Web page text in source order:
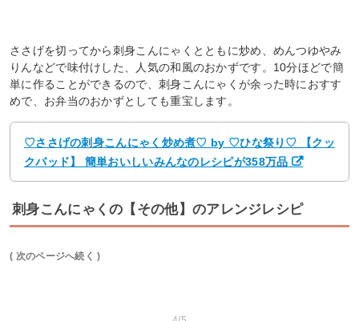
ささげを切ってから刺身こんにゃくとともに炒め、めんつゆやみ
りんなどで味付けした、人気の和風のおかずです。10分ほどで簡
単に作ることができるので、刺身こんにゃくが余った時におすす
めで、お弁当のおかずとしても重宝します。
♡ささげの刺身こんにゃく炒め煮♡ by ♡ひな祭り♡ 【クッ
クパッド】 簡単おいしいみんなのレシピが358万品
刺身こんにゃくの【その他】のアレンジレシピ
( 次のページへ続く )